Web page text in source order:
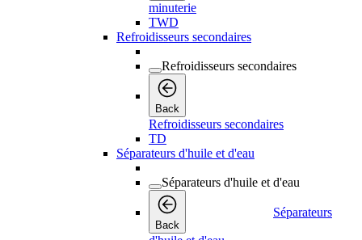
minuterie
TWD
Refroidisseurs secondaires
Refroidisseurs secondaires
Back
Refroidisseurs secondaires
TD
Séparateurs d'huile et d'eau
Séparateurs d'huile et d'eau
Back
Séparateurs